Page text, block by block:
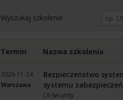
Wyszukaj szkolenie
Termin Nazwa szkolenia
2026-11-24
Warszawa
Bezpieczeństwo
systemu zabezpieczeń
LX-Security